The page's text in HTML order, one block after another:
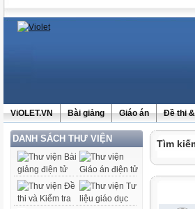
ViOLET.VN Bài giảng Giáo án Đề thi
DANH SÁCH THƯ VIỆN Tìm